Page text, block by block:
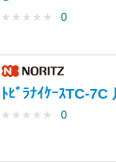
★ ★ ★ ★ ★ 0
ﾄﾋﾞﾗﾅｲｹｰｽTC-
★ ★ ★ ★ ★ 0